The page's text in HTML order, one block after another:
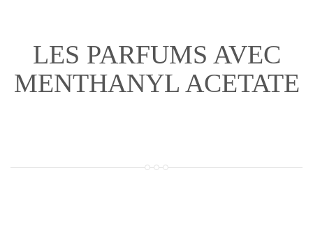
LES PARFUMS AVEC
MENTHANYL ACETATE